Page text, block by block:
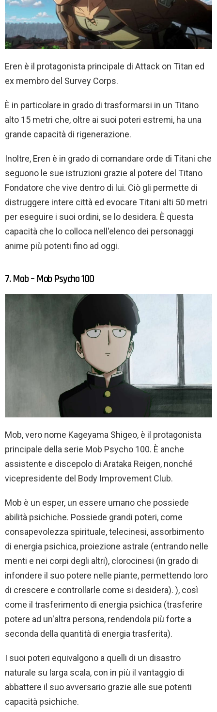
Eren è il protagonista principale di Attack on Titan ed
ex membro del Survey Corps.
È in particolare in grado di trasformarsi in un Titano
alto 15 metri che, oltre ai suoi poteri estremi, ha una
grande capacità di rigenerazione.
Inoltre, Eren è in grado di comandare orde di Titani che
seguono le sue istruzioni grazie al potere del Titano
Fondatore che vive dentro di lui. Ciò gli permette di
distruggere intere città ed evocare Titani alti 50 metri
per eseguire i suoi ordini, se lo desidera. È questa
capacità che lo colloca nell'elenco dei personaggi
anime più potenti fino ad oggi.
7. Mob – Mob Psycho 100
Mob, vero nome Kageyama Shigeo, è il protagonista
principale della serie Mob Psycho 100. È anche
assistente e discepolo di Arataka Reigen, nonché
vicepresidente del Body Improvement Club.
Mob è un esper, un essere umano che possiede
abilità psichiche. Possiede grandi poteri, come
consapevolezza spirituale, telecinesi, assorbimento
di energia psichica, proiezione astrale (entrando nelle
menti e nei corpi degli altri), clorocinesi (in grado di
infondere il suo potere nelle piante, permettendo loro
di crescere e controllarle come si desidera). ), così
come il trasferimento di energia psichica (trasferire
potere ad un'altra persona, rendendola più forte a
seconda della quantità di energia trasferita).
I suoi poteri equivalgono a quelli di un disastro
naturale su larga scala, con in più il vantaggio di
abbattere il suo avversario grazie alle sue potenti
capacità psichiche.